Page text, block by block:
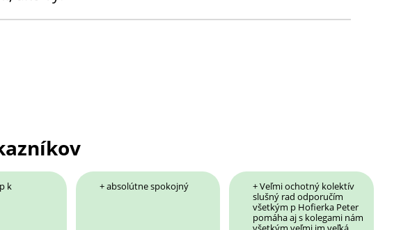
k
+ absolútne spokojný
+ Veľmi ochotný kolektív
slušný rad odporučím
všetkým p Hofierka Peter
pomáha aj s kolegami nám